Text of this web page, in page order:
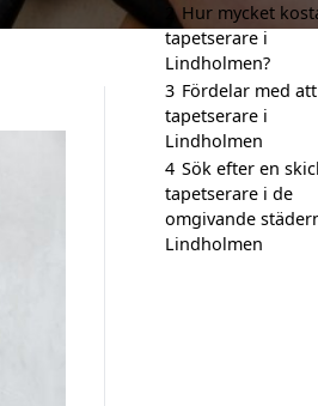
2 Hur mycket
tapetserare i
Lindholmen?
3 Fördelar med
tapetserare i
Lindholmen
4 Sök efter en
tapetserare i de
omgivande
Lindholmen